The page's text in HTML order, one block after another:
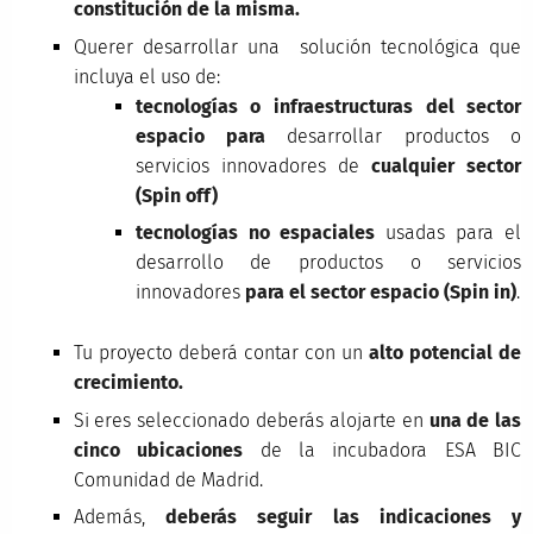
constitución de la misma.
Querer desarrollar una solución tecnológica que
incluya el uso de:
tecnologías o infraestructuras del sector
espacio
para desarrollar productos o
servicios innovadores decualquier sector
(Spin off)
tecnologías no espaciales usadas para el
desarrollo de productos o servicios
innovadores para el sector espacio (Spin in).
Tu proyecto deberá contar con unalto potencial de
crecimiento.
Si eres seleccionado deberás alojarte en una de las
cinco ubicaciones de la incubadora ESA BIC
Comunidad de Madrid.
Además, deberás seguir las indicaciones y